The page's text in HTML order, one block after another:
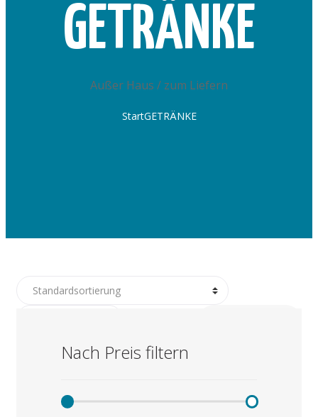
GETRÄNKE
Außer Haus / zum Liefern
StartGETRÄNKE
Nach Preis filtern
Außer Haus / zum Liefern